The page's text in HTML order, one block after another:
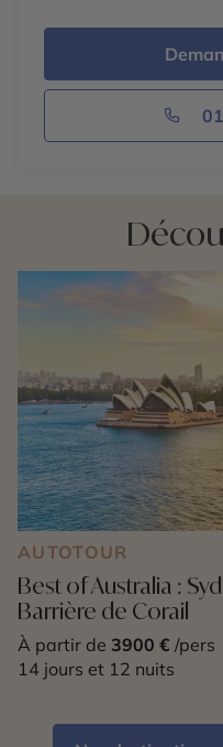
AUTOTOUR
Best of Australia :
Barrière de Corail
À partir de 3900 € /pers
14 jours et 12 nuits